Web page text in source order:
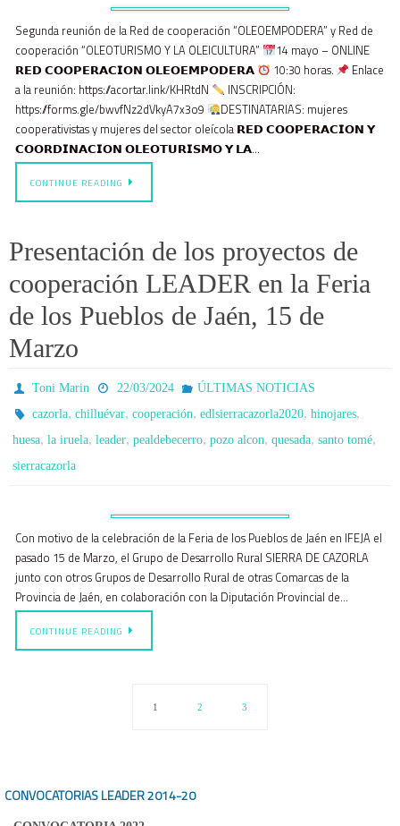
Segunda reunión de la Red de cooperación “OLEOEMPODERA” y Red de
cooperación “OLEOTURISMO Y LA OLEICULTURA”
14 mayo – ONLINE
𝗥𝗘𝗗 𝗖𝗢𝗢𝗣𝗘𝗥𝗔𝗖𝗜𝗢𝗡 𝗢𝗟𝗘𝗢𝗘𝗠𝗣𝗢𝗗𝗘𝗥𝗔
10:30 horas.
Enlace
a la reunión: https://acortar.link/KHRtdN
INSCRIPCIÓN:
https://forms.gle/bwvfNz2dVkyA7x3o9
DESTINATARIAS: mujeres
cooperativistas y mujeres del sector oleícola 𝗥𝗘𝗗 𝗖𝗢𝗢𝗣𝗘𝗥𝗔𝗖𝗜𝗢𝗡 𝗬
𝗖𝗢𝗢𝗥𝗗𝗜𝗡𝗔𝗖𝗜𝗢𝗡 𝗢𝗟𝗘𝗢𝗧𝗨𝗥𝗜𝗦𝗠𝗢 𝗬 𝗟𝗔…
CONTINUE READING
Presentación de los proyectos de
cooperación LEADER en la Feria
de los Pueblos de Jaén, 15 de
Marzo
Toni Marin 22/03/2024
ÚLTIMAS NOTICIAS
cazorla,chilluévar,cooperación,edlsierracazorla2020,hinojares,
huesa, la iruela, leader, pealdebecerro, pozo alcon, quesada, santo tomé,
sierracazorla
Con motivo de la celebración de la Feria de los Pueblos de Jaén en IFEJA el
pasado 15 de Marzo, el Grupo de Desarrollo Rural SIERRA DE CAZORLA
junto con otros Grupos de Desarrollo Rural de otras Comarcas de la
Provincia de Jaén, en colaboración con la Diputación Provincial de…
CONTINUE READING
1 2 3
CONVOCATORIAS LEADER2014-20